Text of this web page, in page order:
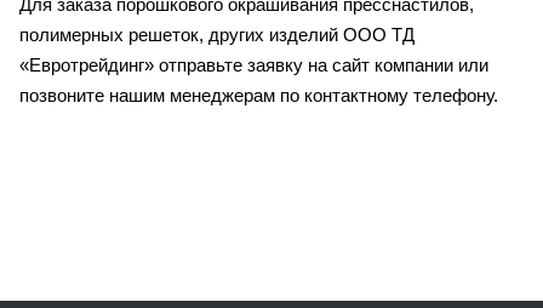
Для заказа порошкового окрашивания пресснастилов,
полимерных решеток, других изделий ООО ТД
«Евротрейдинг» отправьте заявку на сайт компании или
позвоните нашим менеджерам по контактному телефону.